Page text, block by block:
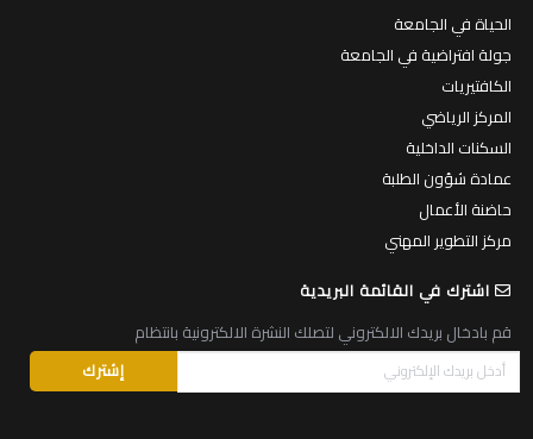
الحياة في الجامعة
جولة افتراضية في الجامعة
الكافتيريات
المركز الرياضي
السكنات الداخلية
عمادة شؤون الطلبة
حاضنة الأعمال
مركز التطوير المهني
اشترك في القائمة البريدية
قم بادخال بريدك الالكتروني لتصلك النشرة الالكترونية بانتظام